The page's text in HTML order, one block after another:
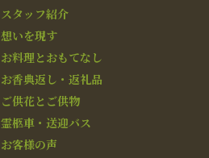
スタッフ紹介
想いを現す
お料理とおもてなし
お香典返し・返礼品
ご供花とご供物
霊柩車・送迎バス
お客様の声